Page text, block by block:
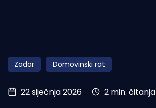
Obala
Otoci
Turizam i nautika
Zadar Domovinski rat
22 siječnja 2026 2 min. čitanja